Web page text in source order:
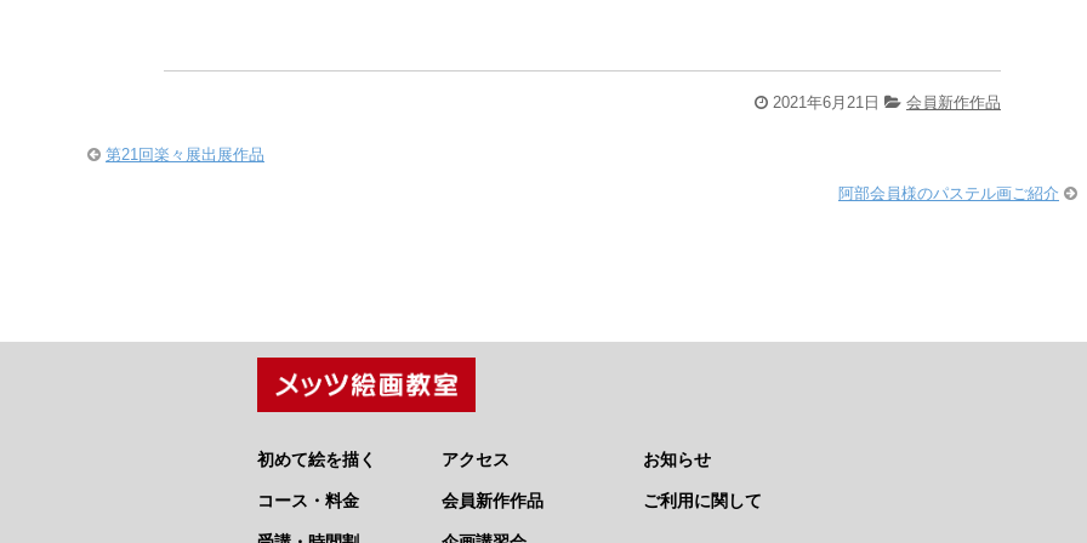
2021年6月21日 会員新作作品
第21回楽々展出展作品
阿部会員様のパステル画ご紹介
初めて絵を描く
コース・料金
アクセス
会員新作作品
お知らせ
ご利用に関して